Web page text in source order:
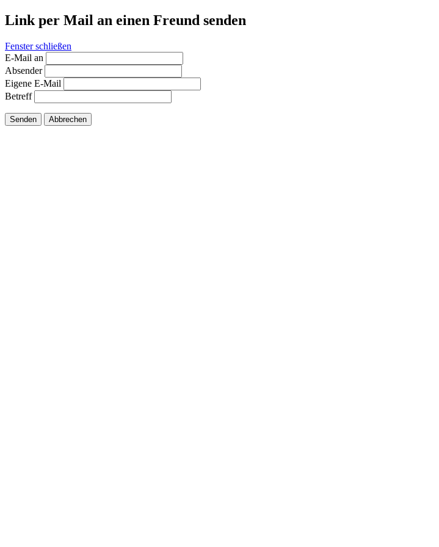
Link per Mail an einen Freund senden
Fenster schließen
E-Mail an
Absender
Eigene E-Mail
Betreff
Senden Abbrechen